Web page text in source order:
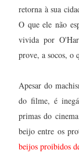
retorna à sua
O que ele não
vivida por
prove, a socos, o
Apesar do
do filme, é
primas do
beijo entre os
beijos proibidos